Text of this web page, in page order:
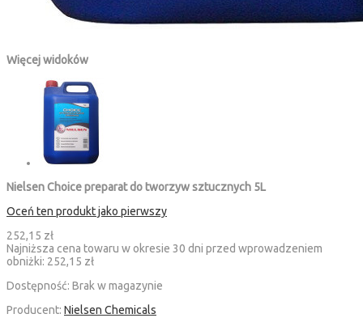
Więcej widoków
Nielsen Choice preparat do tworzyw sztucznych 5L
Oceń ten produkt jako pierwszy
252,15 zł
Najniższa cena towaru w okresie 30 dni przed wprowadzeniem
obniżki: 252,15 zł
Dostępność: Brak w magazynie
Producent: Nielsen Chemicals